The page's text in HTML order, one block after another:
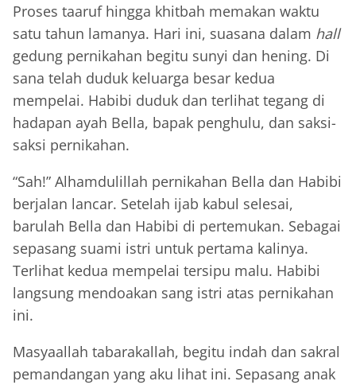
Proses taaruf hingga khitbah memakan waktu
satu tahun lamanya. Hari ini, suasana dalam hall
gedung pernikahan begitu sunyi dan hening. Di
sana telah duduk keluarga besar kedua
mempelai. Habibi duduk dan terlihat tegang di
hadapan ayah Bella, bapak penghulu, dan saksi-
saksi pernikahan.
“Sah!” Alhamdulillah pernikahan Bella dan Habibi
berjalan lancar. Setelah ijab kabul selesai,
barulah Bella dan Habibi di pertemukan. Sebagai
sepasang suami istri untuk pertama kalinya.
Terlihat kedua mempelai tersipu malu. Habibi
langsung mendoakan sang istri atas pernikahan
ini.
Masyaallah tabarakallah, begitu indah dan sakral
pemandangan yang aku lihat ini. Sepasang anak